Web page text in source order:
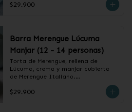
❄️ Producto Congelado
$29.900
Barra Merengue Lúcuma
Manjar (12 - 14 personas)
Torta de Merengue, rellena de
Lúcuma, crema y manjar cubierta
de Merengue Italiano.
❄️ Producto Congelado
$29.900